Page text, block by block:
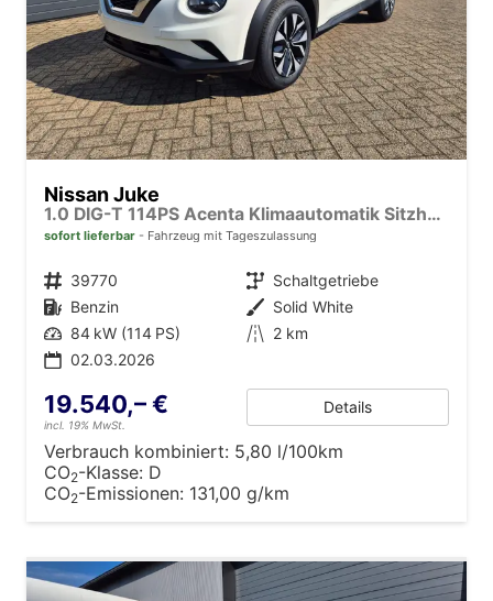
Nissan Juke
1.0 DIG-T 114PS Acenta Klimaautomatik Sitzheizung Rückf.Kamera Bluetooth Touchscreen wireless Apple CarPlay Android Auto
sofort lieferbar Fahrzeug mit Tageszulassung
Fahrzeugnr. 39770 Getriebe Schaltgetriebe
Kraftstoff Benzin Außenfarbe Solid White
Leistung 84 kW (114 PS) Kilometerstand 2 km
02.03.2026
19.540,– €
incl. 19% MwSt.
Details
Verbrauch kombiniert: 5,80 l/100km
CO2-Klasse: D
CO2-Emissionen: 131,00 g/km